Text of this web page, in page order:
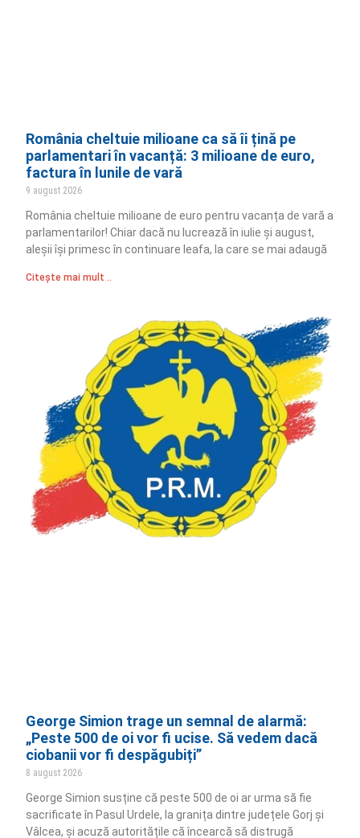
România cheltuie milioane ca să îi țină pe
parlamentari în vacanță: 3 milioane de euro,
factura în lunile de vară
9 august 2026
România cheltuie milioane de euro pentru vacanța de vară a
parlamentarilor! Chiar dacă nu lucrează în iulie și august,
aleșii își primesc în continuare leafa, la care se mai adaugă
Citește mai mult ..
George Simion trage un semnal de alarmă:
„Peste 500 de oi vor fi ucise. Să vedem dacă
ciobanii vor fi despăgubiți”
8 august 2026
George Simion susține că peste 500 de oi ar urma să fie
sacrificate în Pasul Urdele, la granița dintre județele Gorj și
Vâlcea, și acuză autoritățile că încearcă să distrugă